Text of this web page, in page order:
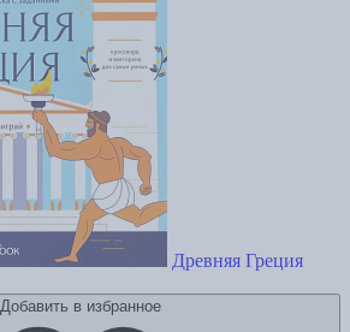
Древняя Греция
Добавить в избранное